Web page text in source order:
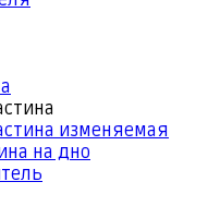
изменяемая
на дно